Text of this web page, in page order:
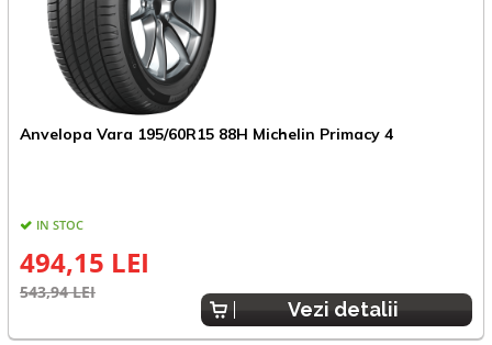
Anvelopa Vara 195/60R15 88H Michelin Primacy 4
IN STOC
494,15 LEI
543,94 LEI
Vezi detalii